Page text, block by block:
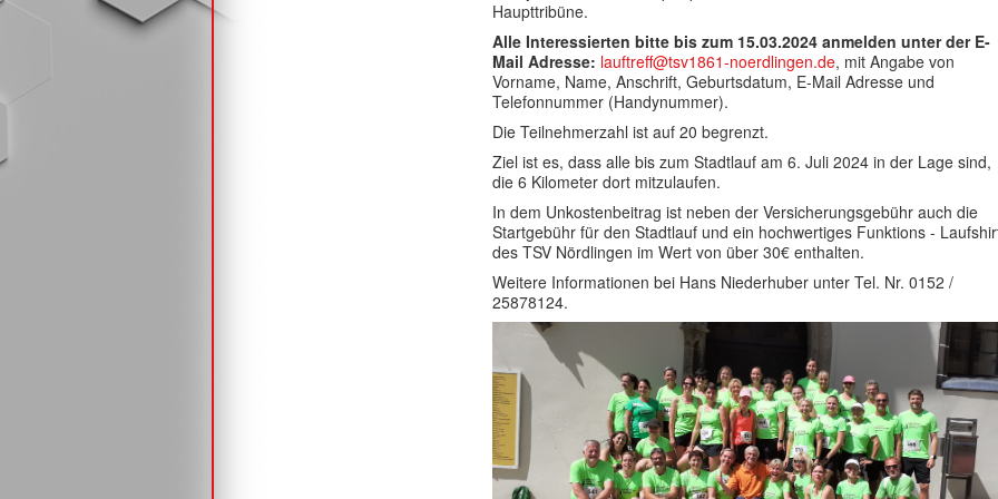
Haupttribüne.
Alle Interessierten bitte bis zum 15.03.2024 anmelden unter der E-
Mail Adresse: lauftreff@tsv1861-noerdlingen.de, mit Angabe von
Vorname, Name, Anschrift, Geburtsdatum, E-Mail Adresse und
Telefonnummer (Handynummer).
Die Teilnehmerzahl ist auf 20 begrenzt.
Ziel ist es, dass alle bis zum Stadtlauf am 6. Juli 2024 in der Lage sind,
die 6 Kilometer dort mitzulaufen.
In dem Unkostenbeitrag ist neben der Versicherungsgebühr auch die
Startgebühr für den Stadtlauf und ein hochwertiges Funktions -
des TSV Nördlingen im Wert von über 30€ enthalten.
Weitere Informationen bei Hans Niederhuber unter Tel. Nr. 0152 /
25878124.